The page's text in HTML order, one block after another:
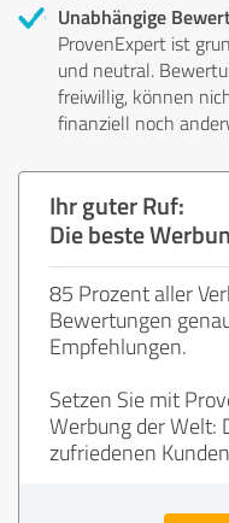
Unabhängige
ProvenExpert ist
und neutral.
freiwillig, können
finanziell noch
Ihr guter Ruf:
Die beste
85 Prozent aller
Bewertungen
Empfehlungen.
Setzen Sie mit
Werbung der Welt:
zufriedenen